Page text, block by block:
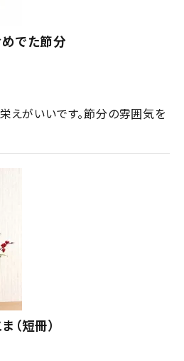
でた節分
えがいいです。節分の雰囲気を
（短冊）